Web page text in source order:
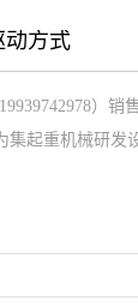
动方式
）
集起重机械研发